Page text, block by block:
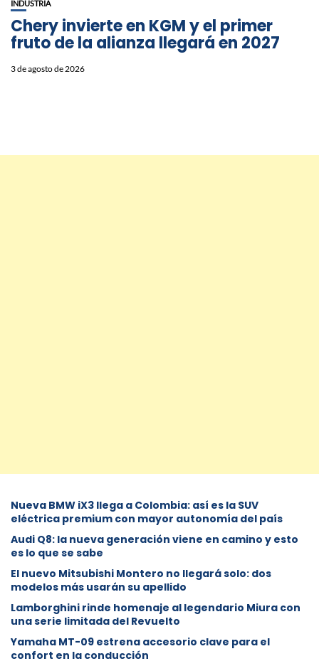
INDUSTRIA
Chery invierte en KGM y el primer
fruto de la alianza llegará en 2027
3 de agosto de 2026
Nueva BMW iX3 llega a Colombia: así es la SUV
eléctrica premium con mayor autonomía del país
Audi Q8: la nueva generación viene en camino y esto
es lo que se sabe
⁠El nuevo Mitsubishi Montero no llegará solo: dos
modelos más usarán su apellido
Lamborghini rinde homenaje al legendario Miura con
una serie limitada del Revuelto
Yamaha MT-09 estrena accesorio clave para el
confort en la conducción